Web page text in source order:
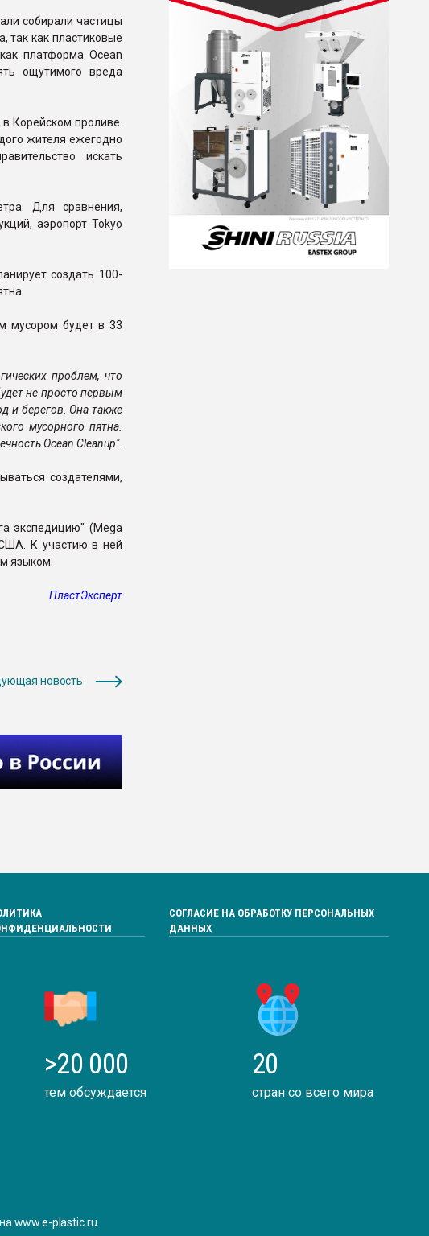
собирали частицы
так как пластиковые
платформа Ocean
ощутимого вреда
в Корейском проливе.
жителя ежегодно
искать
Для сравнения,
аэропорт Tokyo
создать 100-
мусором будет в 33
проблем, что
не просто первым
и берегов. Она также
мусорного пятна.
Ocean Cleanup".
создателями,
экспедицию" (Mega
К участию в ней
языком.
ПластЭксперт
новость
СОГЛАСИЕ НА ОБРАБОТКУ ПЕРСОНАЛЬНЫХ
ДАННЫХ
>20 000
тем обсуждается
20
стран со всего мира
www.e-plastic.ru